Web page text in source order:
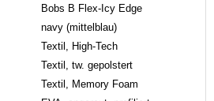
Bobs B Flex-Icy Edge
navy (mittelblau)
Textil, High-Tech
Textil, tw. gepolstert
Textil, Memory Foam